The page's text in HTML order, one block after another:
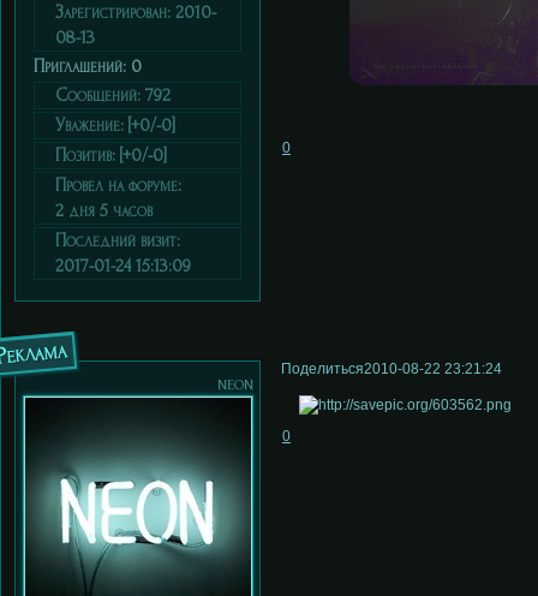
Зарегистрирован: 2010-
08-13
Приглашений: 0
Сообщений: 792
Уважение: [+0/-0]
Позитив: [+0/-0]
Провел на форуме:
2 дня 5 часов
Последний визит:
2017-01-24 15:13:09
0
Поделиться2010-08-22 23:21:24
neon
0